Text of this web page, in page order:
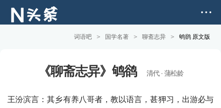
词语吧 > 国学名著 > 聊斋志异 > 鸲鹆 原文版
《聊斋志异》鸲鹆 清代 · 蒲松龄
王汾滨言：其乡有养八哥者，教以语言，甚狎习，出游必与